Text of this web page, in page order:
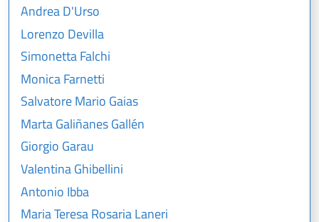
Andrea D'Urso
Lorenzo Devilla
Simonetta Falchi
Monica Farnetti
Salvatore Mario Gaias
Marta Galiñanes Gallén
Giorgio Garau
Valentina Ghibellini
Antonio Ibba
Maria Teresa Rosaria Laneri